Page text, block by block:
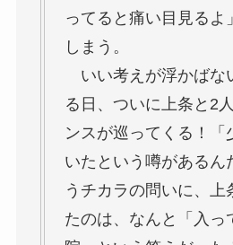
ってると痛い目見るよ
しまう。
いい考えが浮かばな
る日、ついに上条と2
ンスが巡ってくる！「
いたという噂がある
うチカラの問いに、上
たのは、なんと「入っ